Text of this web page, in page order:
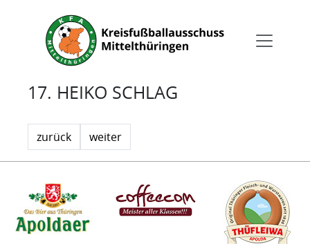
17. HEIKO SCHLAG
zurück weiter